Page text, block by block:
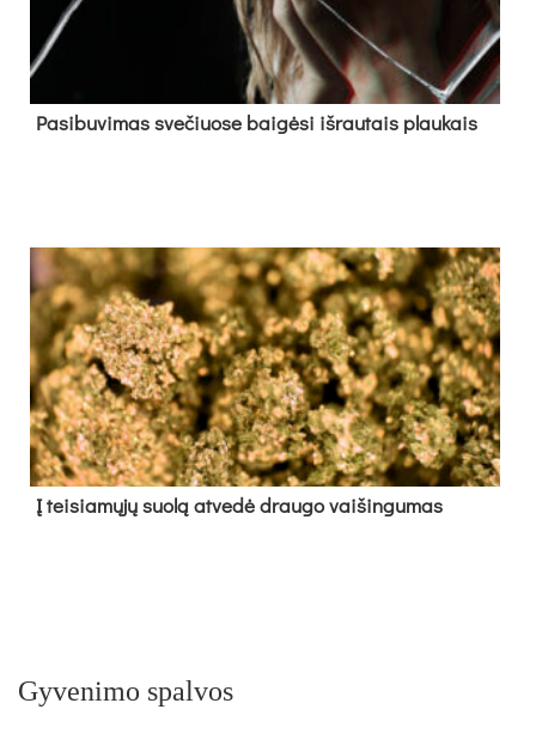
Pa­si­bu­vi­mas sve­čiuo­se bai­gė­si iš­rau­tais plau­kais
Į tei­sia­mų­jų suo­lą at­ve­dė drau­go vai­šin­gu­mas
Gyvenimo spalvos